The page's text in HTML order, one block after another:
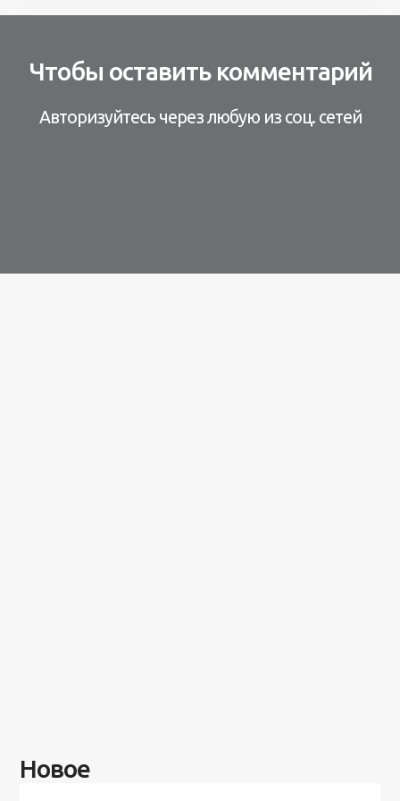
Чтобы оставить комментарий
Авторизуйтесь через любую из соц. сетей
Новое